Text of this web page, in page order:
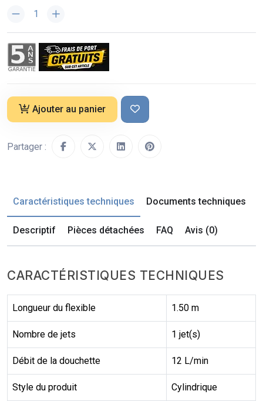
Ajouter au panier
Partager :
Caractéristiques techniques Documents techniques
Descriptif Pièces détachées FAQ Avis (0)
CARACTÉRISTIQUES TECHNIQUES
Longueur du flexible 1.50 m
Nombre de jets 1 jet(s)
Débit de la douchette 12 L/min
Style du produit Cylindrique